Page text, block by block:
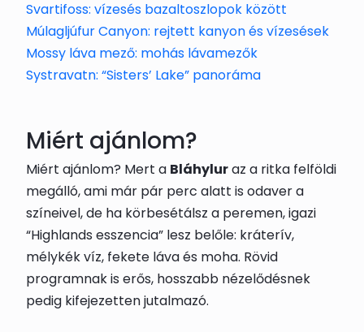
Svartifoss: vízesés bazaltoszlopok között
Múlagljúfur Canyon: rejtett kanyon és vízesések
Mossy láva mező: mohás lávamezők
Systravatn: “Sisters’ Lake” panoráma
Miért ajánlom?
Miért ajánlom? Mert a Bláhyluraz a ritka felföldi
megálló, ami már pár perc alatt is odaver a
színeivel, de ha körbesétálsz a peremen, igazi
“Highlands esszencia” lesz belőle: kráterív,
mélykék víz, fekete láva és moha. Rövid
programnak is erős, hosszabb nézelődésnek
pedig kifejezetten jutalmazó.